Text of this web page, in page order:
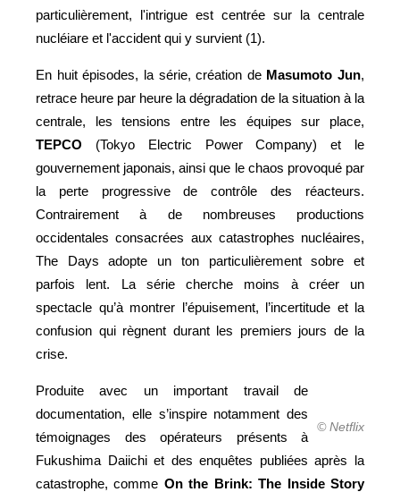
particulièrement, l'intrigue est centrée sur la centrale
nucléiare et l'accident qui y survient (1).
En huit épisodes, la série, création de Masumoto Jun,
retrace heure par heure la dégradation de la situation à la
centrale, les tensions entre les équipes sur place,
TEPCO (Tokyo Electric Power Company) et le
gouvernement japonais, ainsi que le chaos provoqué par
la perte progressive de contrôle des réacteurs.
Contrairement à de nombreuses productions
occidentales consacrées aux catastrophes nucléaires,
The Days adopte un ton particulièrement sobre et
parfois lent. La série cherche moins à créer un
spectacle qu’à montrer l’épuisement, l’incertitude et la
confusion qui règnent durant les premiers jours de la
crise.
© Netflix
Produite avec un important travail de
documentation, elle s’inspire notamment des
témoignages des opérateurs présents à
Fukushima Daiichi et des enquêtes publiées après la
catastrophe, comme On the Brink: The Inside Story